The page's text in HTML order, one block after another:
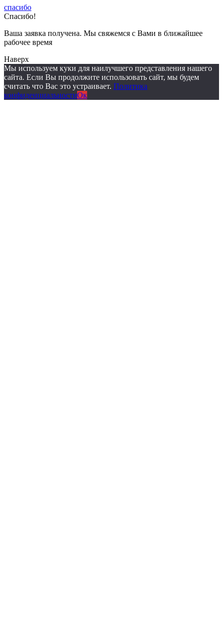
спасибо
Спасибо!
Ваша заявка получена. Мы свяжемся с Вами в ближайшее
рабочее время
Наверх
Мы используем куки для наилучшего представления нашего
сайта. Если Вы продолжите использовать сайт, мы будем
считать что Вас это устраивает. Политика
конфиденциальностиОк